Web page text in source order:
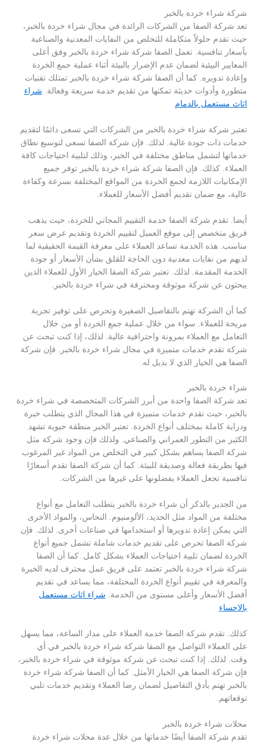
شركة شراء خردة بالخبر
تعد شركة الصفا من الشركات الرائدة في مجال شراء خردة بالخبر،
حيث تقدم حلولاً متكاملة للتخلص من النفايات المعدنية والصناعية
بأسعار تنافسية. تعمل الصفا شركة شراء خردة بالخبر وفق أعلى
المعايير البيئية لضمان عدم الإضرار بالبيئة أثناء عملية جمع الخردة
وإعادة تدويره. كما أن الصفا شركة شراء خردة بالخبر تمتلك تقنيات
متطورة وأدوات حديثة تمكنها من تقديم خدمة سريعة وفعالة. شراء
اثاث مستعمل بالدمام
تعتبر شركة شراء خردة بالخبر من الشركات التي تسعى دائمًا لتقديم
خدمات ذات جودة عالية. لذلك. فإن شركة الصفا تسعى لتوسيع نطاق
خدماتها لتشمل مناطق مختلفة في الخبر، وذلك لتلبية احتياجات كافة
العملاء. كذلك. فإن الصفا شركة شراء خردة بالخبر توفر جميع
الإمكانيات اللازمة لجمع الخردة من المواقع المختلفة بسرعة وكفاءة
عالية، مع ضمان تقديم أفضل الأسعار للعملاء.
أيضا. تقدم شركة الصفا خدمة التقييم المجاني للخردة، حيث يذهب
فريق متخصص إلى موقع العميل لتقييم الخردة وتقديم عرض سعر
مناسب. هذه الخدمة تساعد العملاء على معرفة القيمة الحقيقية لما
لديهم من نفايات معدنية دون الحاجة للقلق بشأن الأسعار أو جودة
الخدمة المقدمة. لذلك. تعتبر شركة الصفا الخيار الأول للعملاء الذين
يبحثون عن شركة موثوقة ومحترفة في شراء خردة بالخبر.
كما أن الشركة تهتم بالتفاصيل الصغيرة وتحرص على توفير تجربة
مريحة للعملاء. سواء من خلال عملية جمع الخردة أو من خلال
التعامل مع العملاء بمرونة واحترافية عالية. لذلك، إذا كنت تبحث عن
شركة تقدم خدمات متميزة في مجال شراء خردة بالخبر. فإن شركة
الصفا هي الخيار الذي لا بديل له.
شراء خردة بالخبر
تعد شركة الصفا واحدة من أبرز الشركات المتخصصة في شراء خردة
بالخبر، حيث تقدم خدمات متميزة في هذا المجال الذي يتطلب خبرة
ودراية كاملة بمختلف أنواع الخردة. تعتبر الخبر منطقة حيوية تشهد
الكثير من التطور العمراني والصناعي. ولذلك فإن وجود شركة مثل
شركة الصفا يساهم بشكل كبير في التخلص من المواد غير المرغوب
فيها بطريقة فعالة وصديقة للبيئة. كما أن شركة الصفا تقدم أسعارًا
تنافسية تجعل العملاء يفضلونها على غيرها من الشركات.
من الجدير بالذكر أن شراء خردة بالخبر يتطلب التعامل مع أنواع
مختلفة من المواد مثل الحديد، الألومنيوم. النحاس، والمواد الأخرى
التي يمكن إعادة تدويرها أو استخدامها في صناعات أخرى. لذلك. فإن
شركة الصفا تحرص على تقديم خدمات شاملة تشمل جميع أنواع
الخردة لضمان تلبية احتياجات العملاء بشكل كامل. كما أن الصفا
شركة شراء خردة بالخبر تعتمد على فريق عمل محترف لديه الخبرة
والمعرفة في تقييم أنواع الخردة المختلفة، مما يساعد في تقديم
أفضل الأسعار وأعلى مستوى من الخدمة. شراء اثاث مستعمل
بالاحساء
كذلك. تقدم شركة الصفا خدمة العملاء على مدار الساعة، مما يسهل
على العملاء التواصل مع الصفا شركة شراء خردة بالخبر في أي
وقت. لذلك. إذا كنت تبحث عن شركة موثوقة في شراء خردة بالخبر،
فإن شركة الصفا هي الخيار الأمثل. كما أن الصفا شركة شراء خردة
بالخبر تهتم بأدق التفاصيل لضمان رضا العملاء وتقديم خدمات تلبي
توقعاتهم.
محلات شراء خردة بالخبر
تقدم شركة الصفا أيضًا خدماتها من خلال عدة محلات شراء خردة